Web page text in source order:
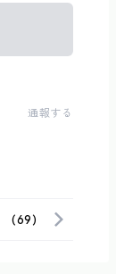
通報する
(69)